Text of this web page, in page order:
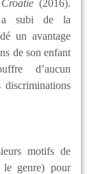
(2016).
a subi de la
un avantage
de son enfant
d’aucun
motifs de
le genre) pour